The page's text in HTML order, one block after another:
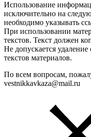
Использование
исключительно на
необходимо указывать
При использовании
текстов. Текст должен
Не допускается
текстов материалов.
По всем вопросам,
vestnikkavkaza@mail.ru